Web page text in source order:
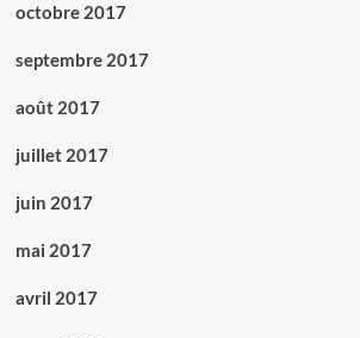
octobre 2017
septembre 2017
août 2017
juillet 2017
juin 2017
mai 2017
avril 2017